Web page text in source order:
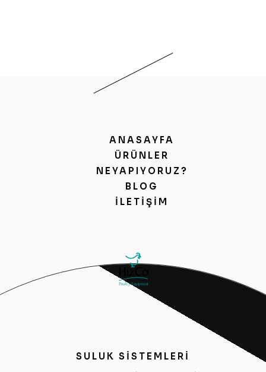
ANASAYFA
ÜRÜNLER
NEYAPIYORUZ?
BLOG
İLETIŞIM
SULUK SİSTEMLERİ